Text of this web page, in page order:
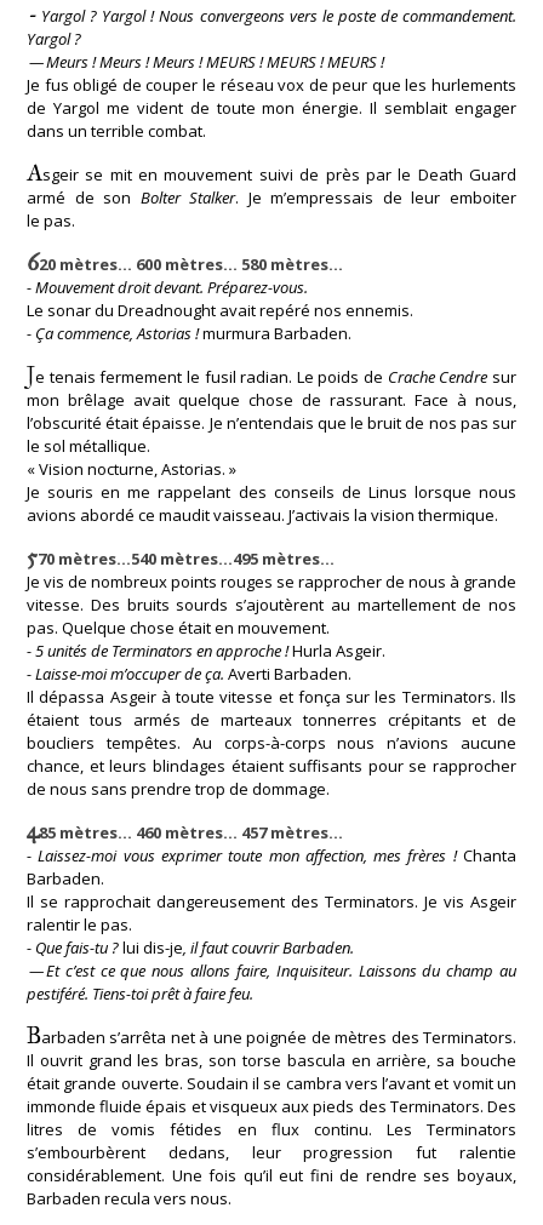
- Yargol ? Yargol ! Nous convergeons vers le poste de commandement.
Yargol ?
— Meurs ! Meurs ! Meurs ! MEURS ! MEURS ! MEURS !
Je fus obligé de couper le réseau vox de peur que les hurlements
de Yargol me vident de toute mon énergie. Il semblait engager
dans un terrible combat.
Asgeir se mit en mouvement suivi de près par le Death Guard
armé de son Bolter Stalker. Je m’empressais de leur emboiter
le pas.
620 mètres… 600 mètres… 580 mètres…
- Mouvement droit devant. Préparez-vous.
Le sonar du Dreadnought avait repéré nos ennemis.
- Ça commence, Astorias !murmura Barbaden.
Je tenais fermement le fusil radian. Le poids de Crache Cendre sur
mon brêlage avait quelque chose de rassurant. Face à nous,
l’obscurité était épaisse. Je n’entendais que le bruit de nos pas sur
le sol métallique.
« Vision nocturne, Astorias. »
Je souris en me rappelant des conseils de Linus lorsque nous
avions abordé ce maudit vaisseau. J’activais la vision thermique.
570 mètres…540 mètres…495 mètres…
Je vis de nombreux points rouges se rapprocher de nous à grande
vitesse. Des bruits sourds s’ajoutèrent au martellement de nos
pas. Quelque chose était en mouvement.
- 5 unités de Terminators en approche !Hurla Asgeir.
- Laisse-moi m’occuper de ça. Averti Barbaden.
Il dépassa Asgeir à toute vitesse et fonça sur les Terminators. Ils
étaient tous armés de marteaux tonnerres crépitants et de
boucliers tempêtes. Au corps-à-corps nous n’avions aucune
chance, et leurs blindages étaient suffisants pour se rapprocher
de nous sans prendre trop de dommage.
485 mètres… 460 mètres… 457 mètres…
- Laissez-moi vous exprimer toute mon affection, mes frères ! Chanta
Barbaden.
Il se rapprochait dangereusement des Terminators. Je vis Asgeir
ralentir le pas.
- Que fais-tu ?lui dis-je, il faut couvrir Barbaden.
— Et c’est ce que nous allons faire, Inquisiteur. Laissons du champ au
pestiféré. Tiens-toi prêt à faire feu.
Barbaden s’arrêta net à une poignée de mètres des Terminators.
Il ouvrit grand les bras, son torse bascula en arrière, sa bouche
était grande ouverte. Soudain il se cambra vers l’avant et vomit un
immonde fluide épais et visqueux aux pieds des Terminators. Des
litres de vomis fétides en flux continu. Les Terminators
s’embourbèrent dedans, leur progression fut ralentie
considérablement. Une fois qu’il eut fini de rendre ses boyaux,
Barbaden recula vers nous.